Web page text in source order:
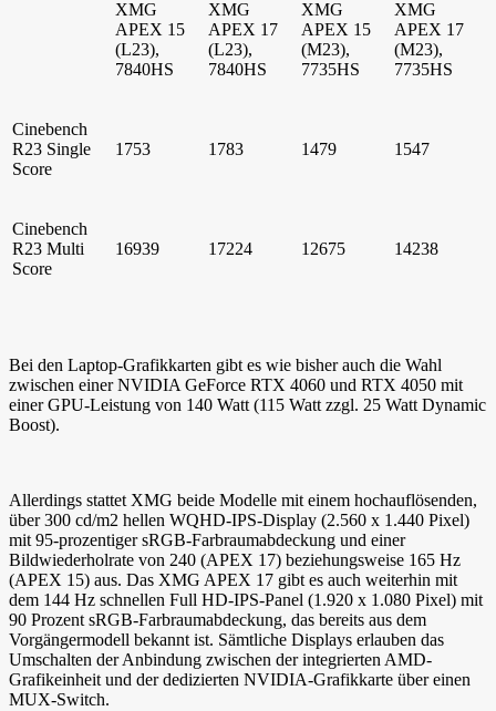
XMG
APEX 15
(L23),
7840HS
XMG
APEX 17
(L23),
7840HS
XMG
APEX 15
(M23),
7735HS
XMG
APEX 17
(M23),
7735HS
Cinebench
R23 Single
Score
1753 1783 1479 1547
Cinebench
R23 Multi
Score
16939 17224 12675 14238
Bei den Laptop-Grafikkarten gibt es wie bisher auch die Wahl
zwischen einer NVIDIA GeForce RTX 4060 und RTX 4050 mit
einer GPU-Leistung von 140 Watt (115 Watt zzgl. 25 Watt Dynamic
Boost).
Allerdings stattet XMG beide Modelle mit einem hochauflösenden,
über 300 cd/m2 hellen WQHD-IPS-Display (2.560 x 1.440 Pixel)
mit 95-prozentiger sRGB-Farbraumabdeckung und einer
Bildwiederholrate von 240 (APEX 17) beziehungsweise 165 Hz
(APEX 15) aus. Das XMG APEX 17 gibt es auch weiterhin mit
dem 144 Hz schnellen Full HD-IPS-Panel (1.920 x 1.080 Pixel) mit
90 Prozent sRGB-Farbraumabdeckung, das bereits aus dem
Vorgängermodell bekannt ist. Sämtliche Displays erlauben das
Umschalten der Anbindung zwischen der integrierten AMD-
Grafikeinheit und der dedizierten NVIDIA-Grafikkarte über einen
MUX-Switch.